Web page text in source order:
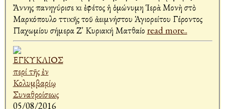
Ἄννης πανηγύρισε κι ἐφέτος ἡ ὁμώνυμη Ἱερὰ Μονὴ στὸ
Μαρκόπουλο Ἀττικῆς τοῦ ἀειμνήστου Ἁγιορείτου Γέροντος
Παχωμίου σήμερα Ζ' Κυριακή Ματθαίο read more..
05/08/2016